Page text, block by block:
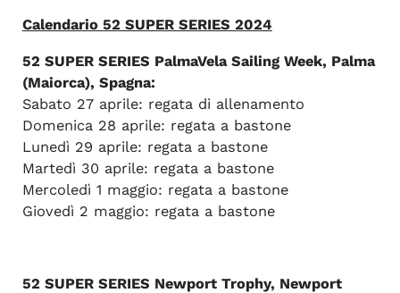
Calendario 52 SUPER SERIES 2024
52 SUPER SERIES PalmaVela Sailing Week, Palma
(Maiorca), Spagna:
Sabato 27 aprile: regata di allenamento
Domenica 28 aprile: regata a bastone
Lunedì 29 aprile: regata a bastone
Martedì 30 aprile: regata a bastone
Mercoledì 1 maggio: regata a bastone
Giovedì 2 maggio: regata a bastone
52 SUPER SERIES Newport Trophy, Newport